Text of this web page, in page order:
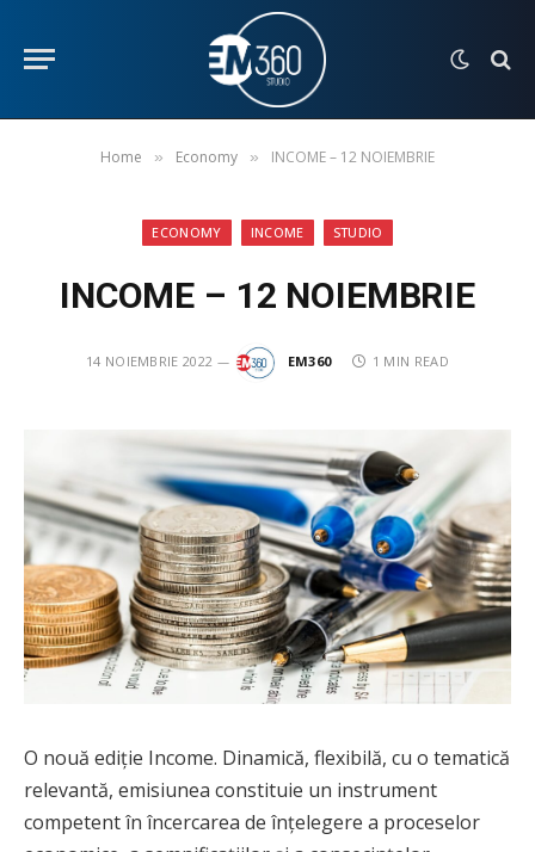
Home » Economy » INCOME – 12 NOIEMBRIE
ECONOMY INCOME STUDIO
INCOME – 12 NOIEMBRIE
14 NOIEMBRIE 2022 EM360 1 MIN READ
O nouă ediție Income. Dinamică, flexibilă, cu o tematică
relevantă, emisiunea constituie un instrument
competent în încercarea de înţelegere a proceselor